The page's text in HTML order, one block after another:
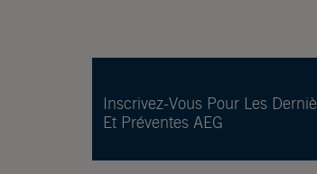
Inscrivez-Vous Pour Les
Et Préventes AEG